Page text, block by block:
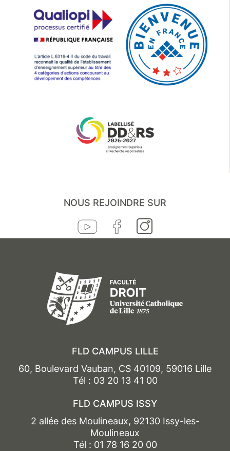
professions réglementées.
merci de consulter la page suivante :
https://www.fld-
lille.fr/international/inscription-
etudiants-internationaux-2/
NOUS REJOINDRE SUR
FLD CAMPUS LILLE
60, Boulevard Vauban, CS 40109, 59016 Lille
Tél : 03 20 13 41 00
FLD CAMPUS ISSY
2 allée des Moulineaux, 92130 Issy-les-
Moulineaux
Tél : 01 78 16 20 00